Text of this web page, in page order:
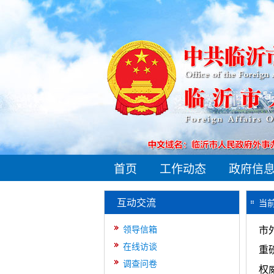
首页 工作动态 政府信
互动交流
领导信箱
在线访谈
调查问卷
当
市
重
权